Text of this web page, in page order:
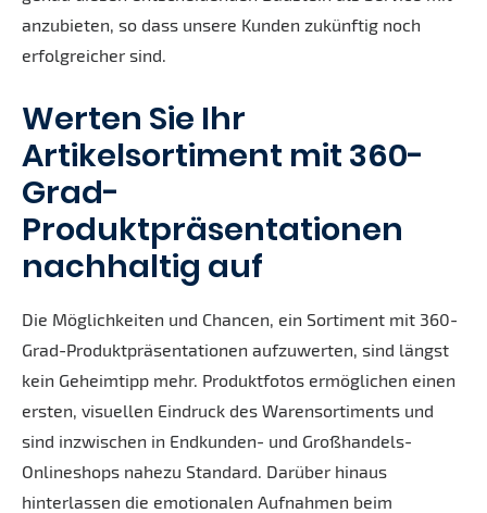
anzubieten, so dass unsere Kunden zukünftig noch
erfolgreicher sind.
Werten Sie Ihr
Artikelsortiment mit 360-
Grad-
Produktpräsentationen
nachhaltig auf
Die Möglichkeiten und Chancen, ein Sortiment mit 360-
Grad-Produktpräsentationen aufzuwerten, sind längst
kein Geheimtipp mehr. Produktfotos ermöglichen einen
ersten, visuellen Eindruck des Warensortiments und
sind inzwischen in Endkunden- und Großhandels-
Onlineshops nahezu Standard. Darüber hinaus
hinterlassen die emotionalen Aufnahmen beim